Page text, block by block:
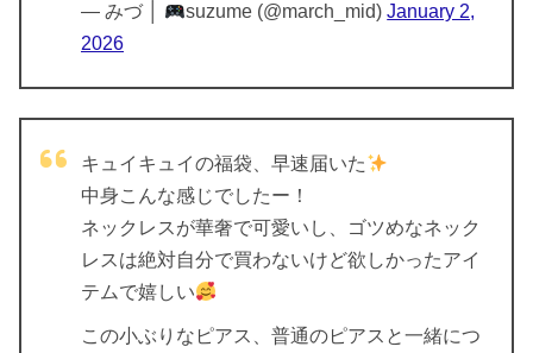
— みづ │ suzume (@march_mid)January 2,
2026
キュイキュイの福袋、早速届いた
中身こんな感じでしたー！
ネックレスが華奢で可愛いし、ゴツめなネック
レスは絶対自分で買わないけど欲しかったアイ
テムで嬉しい
この小ぶりなピアス、普通のピアスと一緒につ